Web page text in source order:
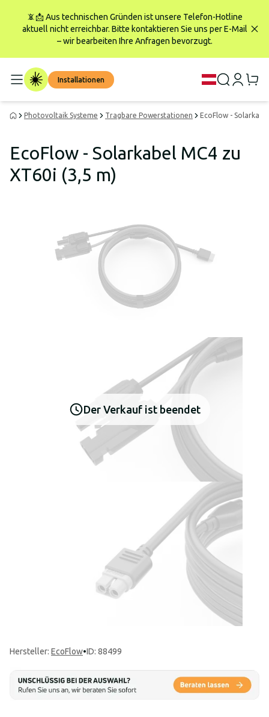
📵📩 Aus technischen Gründen ist unsere Telefon-Hotline
aktuell nicht erreichbar. Bitte kontaktieren Sie uns per E-Mail
– wir bearbeiten Ihre Anfragen bevorzugt.
Installationen
Photovoltaik Systeme Tragbare Powerstationen EcoFlow -
EcoFlow - Solarkabel MC4 zu
XT60i (3,5 m)
Der Verkauf ist beendet
Hersteller: EcoFlow•ID: 88499